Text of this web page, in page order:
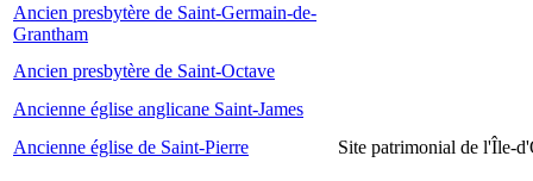
Ancien presbytère de Saint-Germain-de-
Grantham
Ancien presbytère de Saint-Octave
Ancienne église anglicane Saint-James
Ancienne église de Saint-Pierre
Site patrimonial de l'Île-